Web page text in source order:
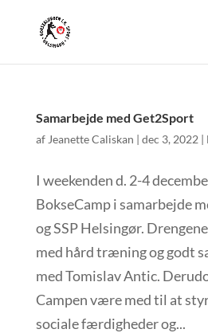
Samarbejde med Get2Sport
af Jeanette Caliskan | dec 3, 2022 |
I weekenden d. 2-4
BokseCamp i samarbejde
og SSP Helsingør.
med hård træning og godt
med Tomislav Antic.
Campen være med til at
sociale færdigheder og...